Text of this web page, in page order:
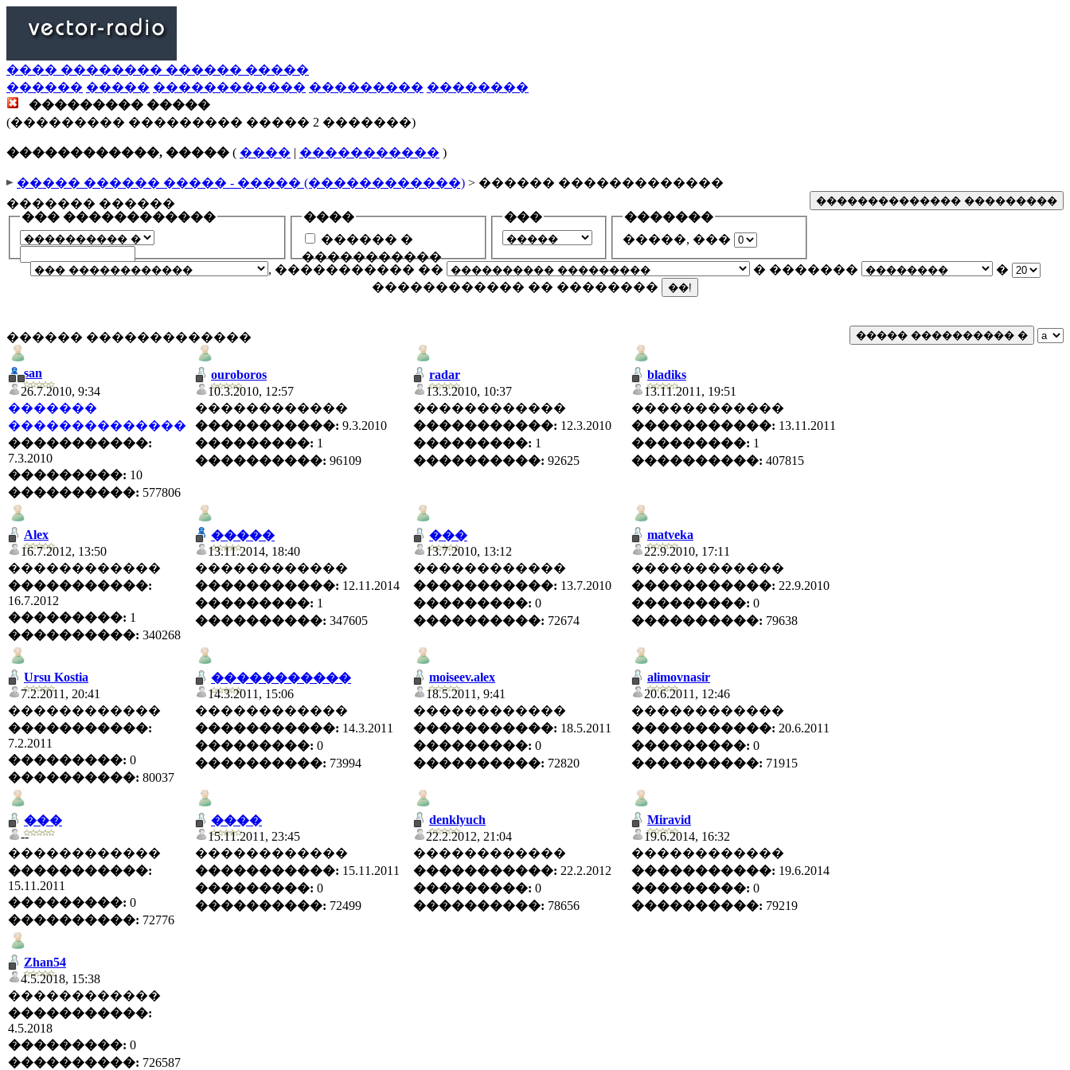
���� �������� ������ �����
������ ����� ������������ ��������� ��������
��������� �����
(��������� ��������� ����� 2 �������)
������������, ����� ( ���� | ����������� )
����� ������ ����� - ����� (������������) > ������ �������������
������� ������
��� ������������
����
������ �
�����������
���
�������
�����, ���
, ����������� �� � �������
�
������������ �� ��������
������ �������������
san
26.7.2010, 9:34
�������
��������������
�����������:
7.3.2010
���������: 10
����������: 577806
ouroboros
10.3.2010, 12:57
������������
�����������: 9.3.2010
���������: 1
����������: 96109
radar
13.3.2010, 10:37
������������
�����������: 12.3.2010
���������: 1
����������: 92625
bladiks
13.11.2011, 19:51
������������
�����������: 13.11.2011
���������: 1
����������: 407815
Alex
16.7.2012, 13:50
������������
�����������:
16.7.2012
���������: 1
����������: 340268
�����
13.11.2014, 18:40
������������
�����������: 12.11.2014
���������: 1
����������: 347605
���
13.7.2010, 13:12
������������
�����������: 13.7.2010
���������: 0
����������: 72674
matveka
22.9.2010, 17:11
������������
�����������: 22.9.2010
���������: 0
����������: 79638
Ursu Kostia
7.2.2011, 20:41
������������
�����������:
7.2.2011
���������: 0
����������: 80037
�����������
14.3.2011, 15:06
������������
�����������: 14.3.2011
���������: 0
����������: 73994
moiseev.alex
18.5.2011, 9:41
������������
�����������: 18.5.2011
���������: 0
����������: 72820
alimovnasir
20.6.2011, 12:46
������������
�����������: 20.6.2011
���������: 0
����������: 71915
���
--
������������
�����������:
15.11.2011
���������: 0
����������: 72776
����
15.11.2011, 23:45
������������
�����������: 15.11.2011
���������: 0
����������: 72499
denklyuch
22.2.2012, 21:04
������������
�����������: 22.2.2012
���������: 0
����������: 78656
Miravid
19.6.2014, 16:32
������������
�����������: 19.6.2014
���������: 0
����������: 79219
Zhan54
4.5.2018, 15:38
������������
�����������:
4.5.2018
���������: 0
����������: 726587